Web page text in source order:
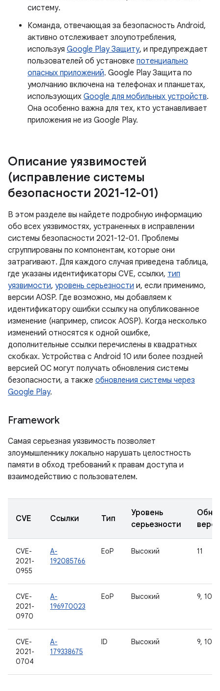
систему.
Команда, отвечающая за безопасность Android,
активно отслеживает злоупотребления,
используя Google Play Защиту, и предупреждает
пользователей об установке потенциально
опасных приложений. Google Play Защита по
умолчанию включена на телефонах и планшетах,
использующих Google для мобильных устройств.
Она особенно важна для тех, кто устанавливает
приложения не из Google Play.
Описание уязвимостей
(исправление системы
безопасности 2021-12-01)
В этом разделе вы найдете подробную информацию
обо всех уязвимостях, устраненных в исправлении
системы безопасности 2021-12-01. Проблемы
сгруппированы по компонентам, которые они
затрагивают. Для каждого случая приведена таблица,
где указаны идентификаторы CVE, ссылки, тип
уязвимости, уровень серьезности и, если применимо,
версии AOSP. Где возможно, мы добавляем к
идентификатору ошибки ссылку на опубликованное
изменение (например, список AOSP). Когда несколько
изменений относятся к одной ошибке,
дополнительные ссылки перечислены в квадратных
скобках. Устройства с Android 10 или более поздней
версией ОС могут получать обновления системы
безопасности, а также обновления системы через
Google Play.
Framework
Самая серьезная уязвимость позволяет
злоумышленнику локально нарушать целостность
памяти в обход требований к правам доступа и
взаимодействию с пользователем.
CVE Ссылки Тип
Уровень
серьезности
CVE-
2021-
0955
A-
192085766
EoP Высокий 11
CVE-
2021-
0970
A-
196970023
EoP Высокий 9, 10,
CVE-
2021-
0704
A-
179338675
ID Высокий 9, 10,